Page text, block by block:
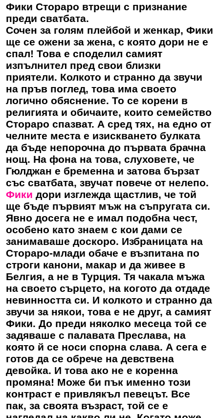
Фики Стораро втрещи с признание
преди сватбата.
Сочен за голям плейбой и женкар, Фики
ще се ожени за жена, с която дори не е
спал! Това е споделил самият
изпълнител пред свои близки
приятели. Колкото и странно да звучи
на пръв поглед, това има своето
логично обяснение. То се корени в
религията и обичаите, които семейство
Стораро спазват. А сред тях, на едно от
челните места е изискването булката
да бъде непорочна до първата брачна
нощ. На фона на това, слуховете, че
Гюлджан е бременна и затова бързат
със сватбата, звучат повече от нелепо.
Фики дори изглежда щастлив, че той
ще бъде първият мъж на съпругата си.
Явно досега не е имал подобна чест,
особено като знаем с кои дами се
занимаваше доскоро. Избраницата на
Стораро-млади обаче е възпитана по
строги канони, макар и да живее в
Белгия, а не в Турция. Тя чакала мъжа
на своето сърцето, на когото да отдаде
невинността си. И колкото и странно да
звучи за някои, това е не друг, а самият
Фики. До преди няколко месеца той се
задяваше с палавата Преслава, на
която й се носи спорна слава. А сега е
готов да се обрече на девствена
девойка. И това ако не е коренна
промяна! Може би пък именно този
контраст е привлякъл певецът. Все
пак, за своята възраст, той се е